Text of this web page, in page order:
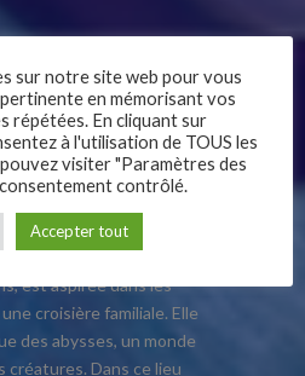
Follow Us
des abysses et laissez-vous
envoûtant à
rythme frénétique et aux
est aspirée dans les
croisière familiale. Elle
des abysses, un monde
créatures. Dans ce lieu
sur notre site web pour vous
en mémorisant vos
répétées. En cliquant sur
à l'utilisation de TOUS les
visiter "Paramètres des
contrôlé.
Accepter tout